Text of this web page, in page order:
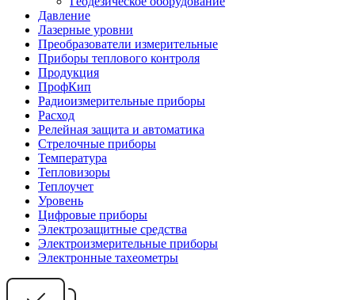
Давление
Лазерные уровни
Преобразователи измерительные
Приборы теплового контроля
Продукция
ПрофКип
Радиоизмерительные приборы
Расход
Релейная защита и автоматика
Стрелочные приборы
Температура
Тепловизоры
Теплоучет
Уровень
Цифровые приборы
Электрозащитные средства
Электроизмерительные приборы
Электронные тахеометры